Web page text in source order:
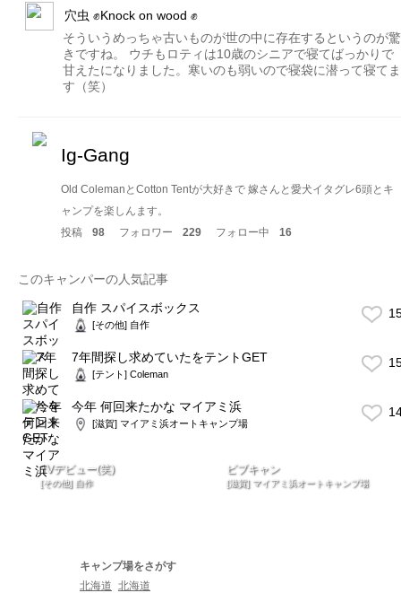
穴虫 ✊Knock on wood ✊
そういうめっちゃ古いものが世の中に存在するというのが驚
きですね。 ウチもロティは10歳のシニアで寝てばっかりで
甘えたになりました。寒いのも弱いので寝袋に潜って寝てま
す（笑）
Ig-Gang
Old ColemanとCotton Tentが大好きで 嫁さんと愛犬イタグレ6頭とキ
ャンプを楽しんます。
投稿
98 フォロワー 229 フォロー中 16
このキャンパーの人気記事
自作 スパイスボックス
[その他] 自作
7年間探し求めていたをテントGET
[テント] Coleman
今年 何回来たかな マイアミ浜
[滋賀] マイアミ浜オートキャンプ場
TVデビュー(笑)
[その他] 自作
ビブキャン
[滋賀] マイアミ浜オートキャンプ場
キャンプ場をさがす
北海道 北海道